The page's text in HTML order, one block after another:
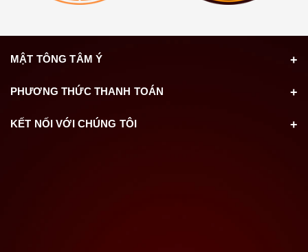
MẬT TÔNG TÂM Ý
PHƯƠNG THỨC THANH TOÁN
KẾT NỐI VỚI CHÚNG TÔI